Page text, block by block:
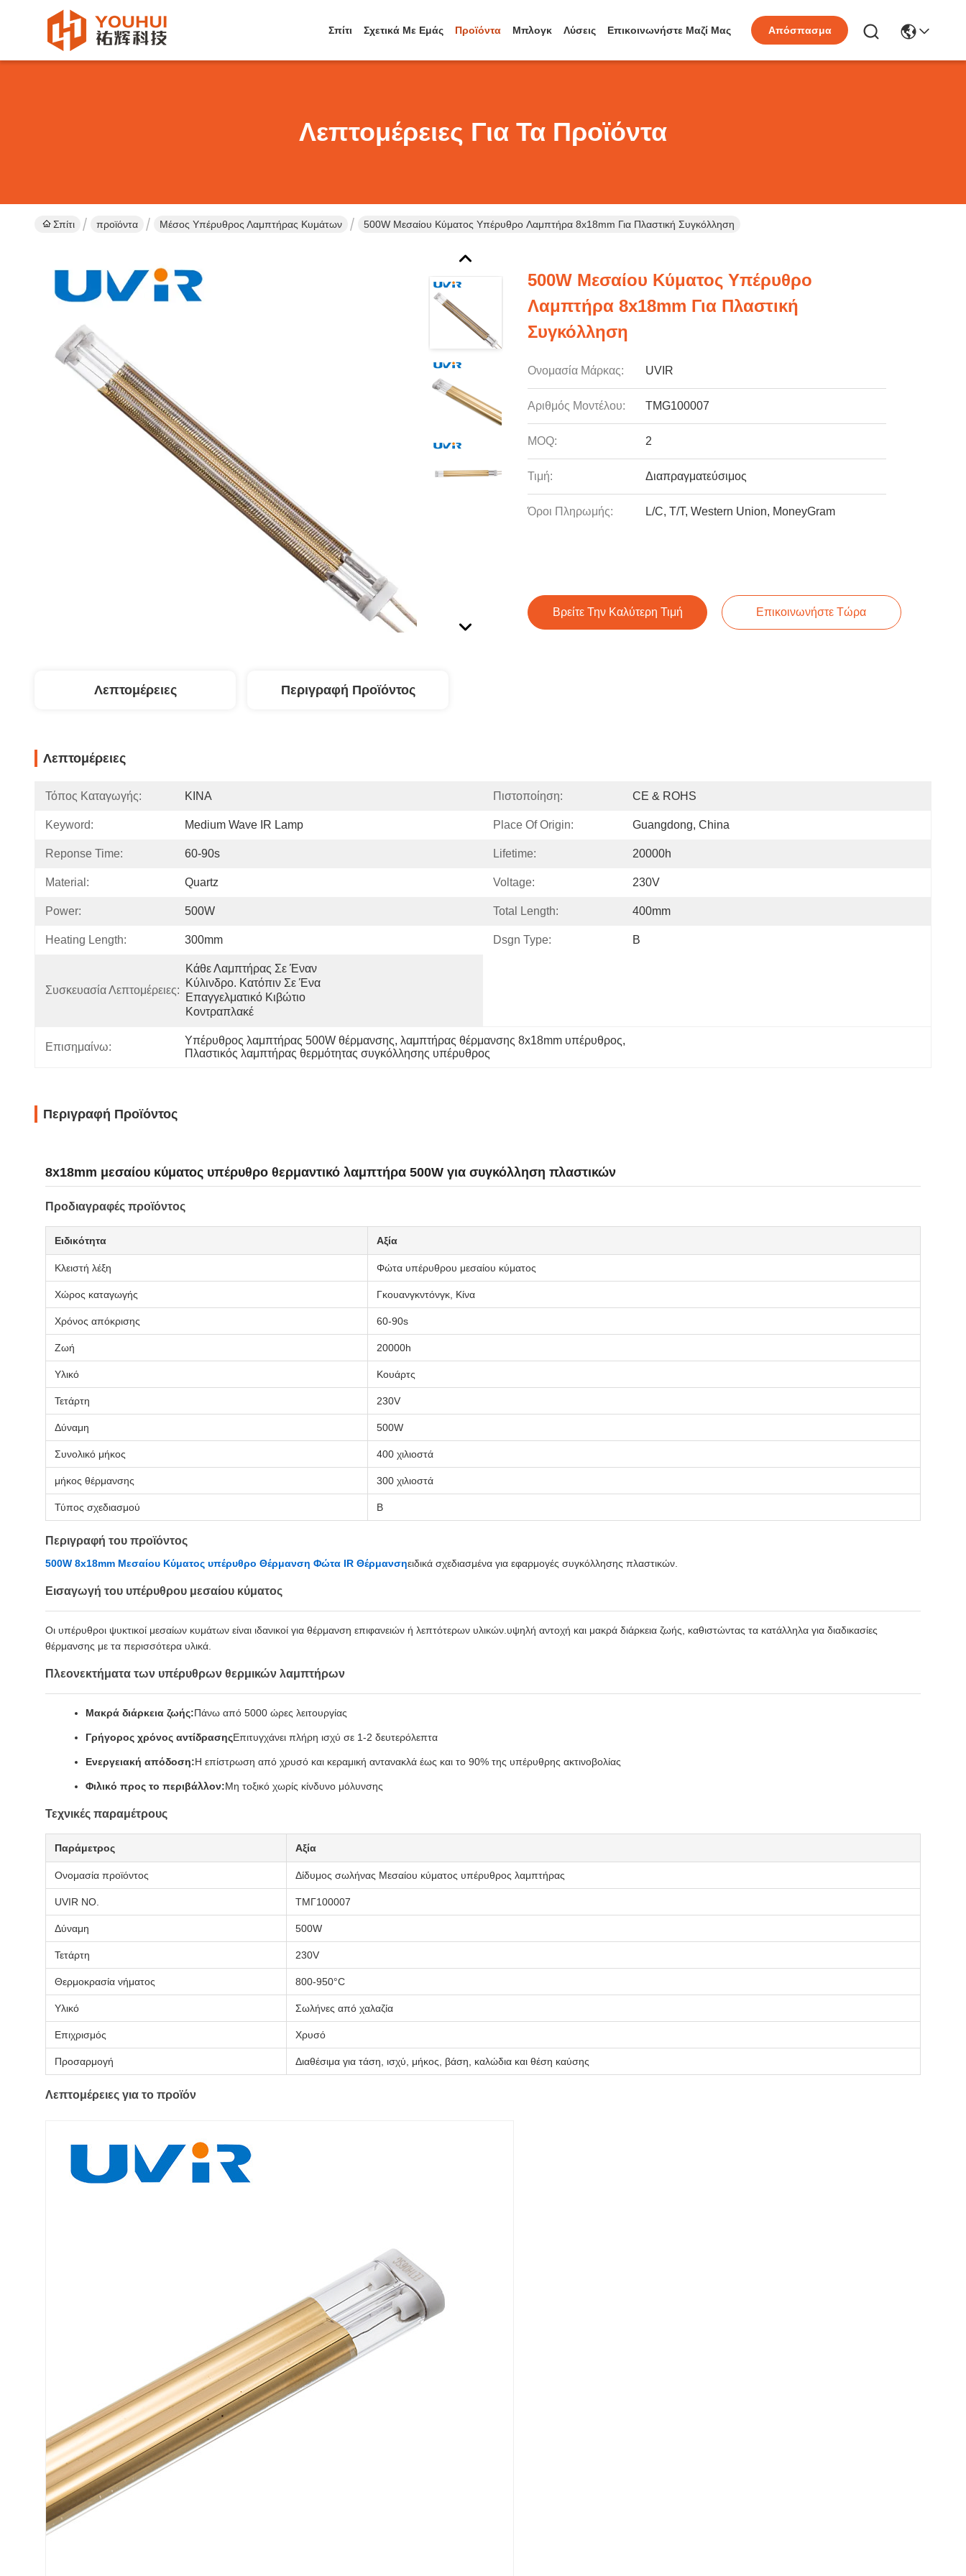
Σπίτι Σχετικά Με Εμάς Προϊόντα Μπλογκ Λύσεις Επικοινωνήστε Μαζί Μας Απόσπασμα
Λεπτομέρειες Για Τα Προϊόντα
Σπίτι προϊόντα Μέσος Υπέρυθρος Λαμπτήρας Κυμάτων 500W Μεσαίου Κύματος Υπέρυθρο Λαμπτήρα 8x18mm Για Πλαστική Συγκόλληση
500W Μεσαίου Κύματος Υπέρυθρο
Λαμπτήρα 8x18mm Για Πλαστική
Συγκόλληση
Ονομασία Μάρκας: UVIR
Αριθμός Μοντέλου: TMG100007
MOQ: 2
Τιμή: Διαπραγματεύσιμος
Όροι Πληρωμής: L/C, T/T, Western Union, MoneyGram
Βρείτε Την Καλύτερη Τιμή Επικοινωνήστε Τώρα
Λεπτομέρειες Περιγραφή Προϊόντος
Λεπτομέρειες
Τόπος Καταγωγής: ΚΙΝΑ Πιστοποίηση: CE & ROHS
Keyword: Medium Wave IR Lamp Place Of Origin: Guangdong, China
Reponse Time: 60-90s Lifetime: 20000h
Material: Quartz Voltage: 230V
Power: 500W Total Length: 400mm
Heating Length: 300mm Dsgn Type: B
Συσκευασία Λεπτομέρειες:
Κάθε Λαμπτήρας Σε Έναν
Κύλινδρο. Κατόπιν Σε Ένα
Επαγγελματικό Κιβώτιο
Κοντραπλακέ
Επισημαίνω:
Υπέρυθρος λαμπτήρας 500W θέρμανσης, λαμπτήρας θέρμανσης 8x18mm υπέρυθρος,
Πλαστικός λαμπτήρας θερμότητας συγκόλλησης υπέρυθρος
Περιγραφή Προϊόντος
8x18mm μεσαίου κύματος υπέρυθρο θερμαντικό λαμπτήρα 500W για συγκόλληση πλαστικών
Προδιαγραφές προϊόντος
Ειδικότητα Αξία
Κλειστή λέξη Φώτα υπέρυθρου μεσαίου κύματος
Χώρος καταγωγής Γκουανγκντόνγκ, Κίνα
Χρόνος απόκρισης 60-90s
Ζωή 20000h
Υλικό Κουάρτς
Τετάρτη 230V
Δύναμη 500W
Συνολικό μήκος 400 χιλιοστά
μήκος θέρμανσης 300 χιλιοστά
Τύπος σχεδιασμού Β
Περιγραφή του προϊόντος
500W 8x18mm Μεσαίου Κύματος υπέρυθρο Θέρμανση Φώτα IR Θέρμανσηειδικά σχεδιασμένα για εφαρμογές συγκόλλησης πλαστικών.
Εισαγωγή του υπέρυθρου μεσαίου κύματος
Οι υπέρυθροι ψυκτικοί μεσαίων κυμάτων είναι ιδανικοί για θέρμανση επιφανειών ή λεπτότερων υλικών.υψηλή αντοχή και μακρά διάρκεια ζωής, καθιστώντας τα κατάλληλα για διαδικασίες
θέρμανσης με τα περισσότερα υλικά.
Πλεονεκτήματα των υπέρυθρων θερμικών λαμπτήρων
Μακρά διάρκεια ζωής:Πάνω από 5000 ώρες λειτουργίας
Γρήγορος χρόνος αντίδρασηςΕπιτυγχάνει πλήρη ισχύ σε 1-2 δευτερόλεπτα
Ενεργειακή απόδοση:Η επίστρωση από χρυσό και κεραμική αντανακλά έως και το 90% της υπέρυθρης ακτινοβολίας
Φιλικό προς το περιβάλλον:Μη τοξικό χωρίς κίνδυνο μόλυνσης
Τεχνικές παραμέτρους
Παράμετρος Αξία
Ονομασία προϊόντος Δίδυμος σωλήνας Μεσαίου κύματος υπέρυθρος λαμπτήρας
UVIR ΝΟ. ΤΜΓ100007
Δύναμη 500W
Τετάρτη 230V
Θερμοκρασία νήματος 800-950°C
Υλικό Σωλήνες από χαλαζία
Επιχρισμός Χρυσό
Προσαρμογή Διαθέσιμα για τάση, ισχύ, μήκος, βάση, καλώδια και θέση καύσης
Λεπτομέρειες για το προϊόν